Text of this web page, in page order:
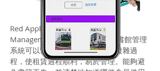
Red Apple 的 Essential Library
Management System (eLMS) 圖書館管理
系統可以幫助您們解決圖書館的複雜過
程，使租賃過程順利，易於管理。能夠避